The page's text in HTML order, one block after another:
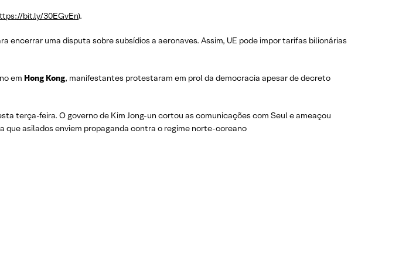
bit.ly/30EGvEn).
encerrar uma disputa sobre subsídios a aeronaves. Assim, UE pode impor tarifas bilionárias
em Hong Kong, manifestantes protestaram em prol da democracia apesar de decreto
terça-feira. O governo de Kim Jong-un cortou as comunicações com Seul e ameaçou
que asilados enviem propaganda contra o regime norte-coreano